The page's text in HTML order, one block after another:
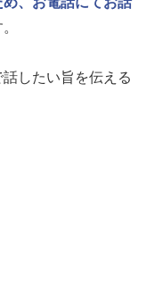
したい旨を伝える